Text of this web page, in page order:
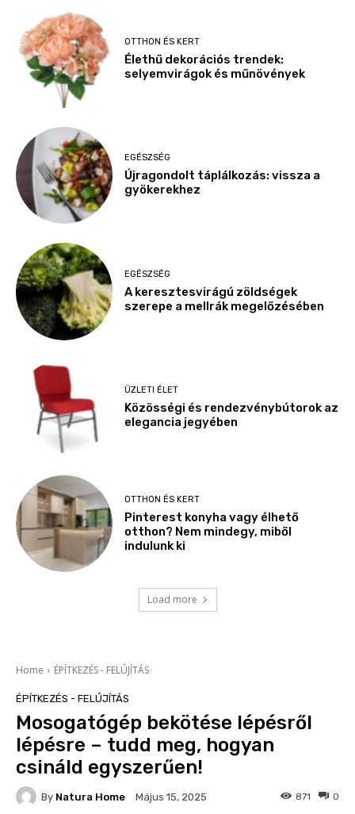
OTTHON ÉS KERT
Élethű dekorációs trendek:
selyemvirágok és műnövények
EGÉSZSÉG
Újragondolt táplálkozás: vissza a
gyökerekhez
EGÉSZSÉG
A keresztesvirágú zöldségek
szerepe a mellrák megelőzésében
ÜZLETI ÉLET
Közösségi és rendezvénybútorok az
elegancia jegyében
OTTHON ÉS KERT
Pinterest konyha vagy élhető
otthon? Nem mindegy, miből
indulunk ki
Load more